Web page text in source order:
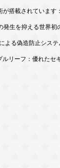
搭載されています：
生を抑える世界初
る偽造防止システ
リーフ：優れたセ